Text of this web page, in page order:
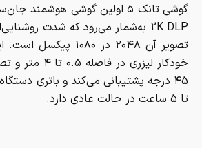
گوشی تانک ۵ اولین گوشی
تصویر آن ۲۰۴۸ در
خودکار لیزری
۴۵ درجه پشتیبانی می‌کند و باتری
تا ۵ ساعت در حالت عادی دارد.